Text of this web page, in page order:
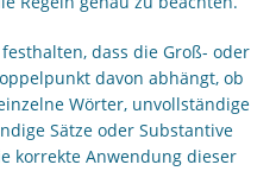
dass die Groß- oder
davon abhängt, ob
Wörter, unvollständige
Sätze oder Substantive
korrekte Anwendung dieser